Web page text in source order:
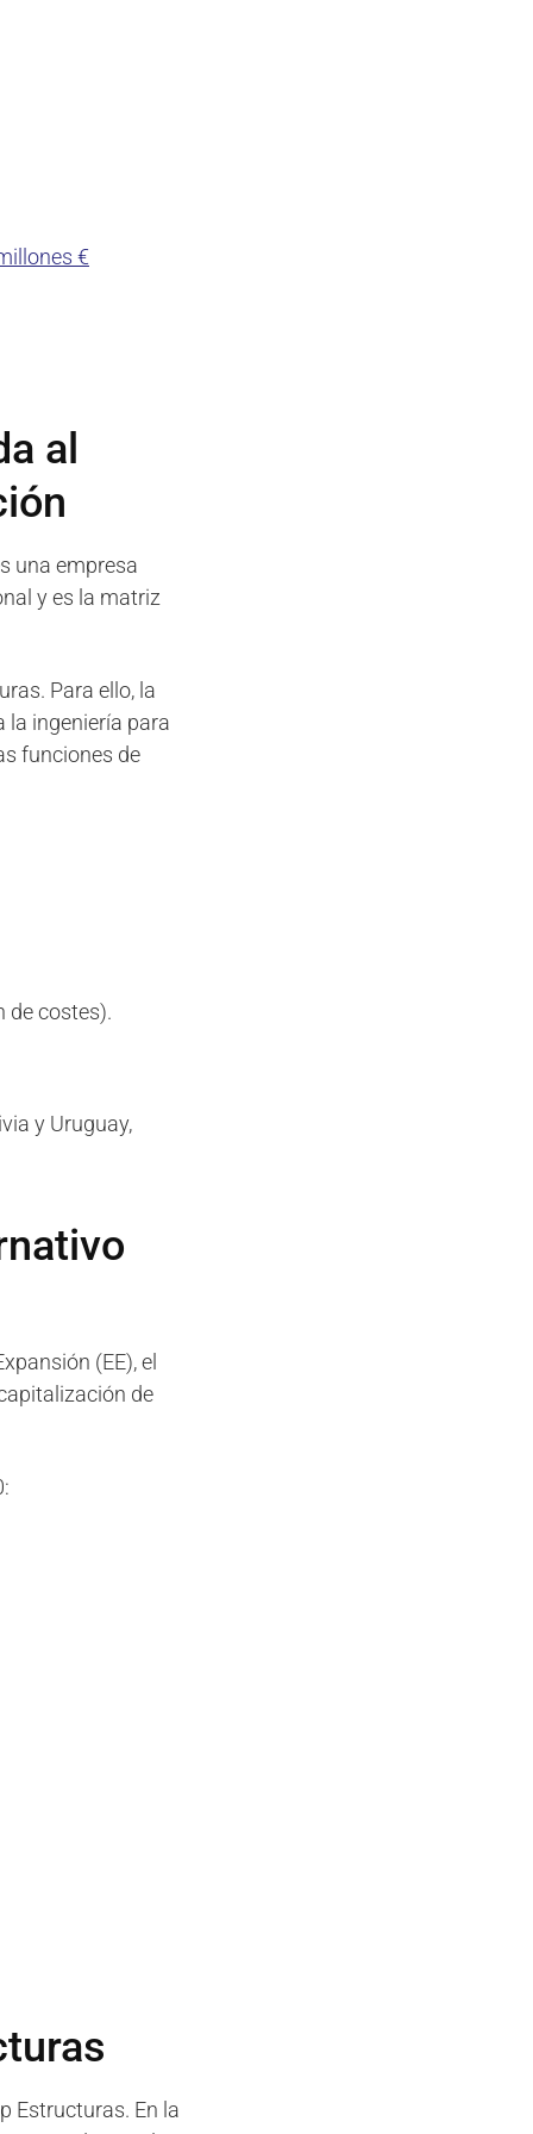
€
al
una empresa
y es la matriz
Para ello, la
la ingeniería para
funciones de
de costes).
y Uruguay,
(EE), el
de
Estructuras. En la